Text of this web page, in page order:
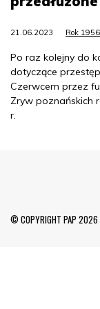
21.06.2023 Rok 1956
Po raz kolejny do
dotyczące
Czerwcem przez
Zryw poznańskich
r.
© COPYRIGHT PAP 2026